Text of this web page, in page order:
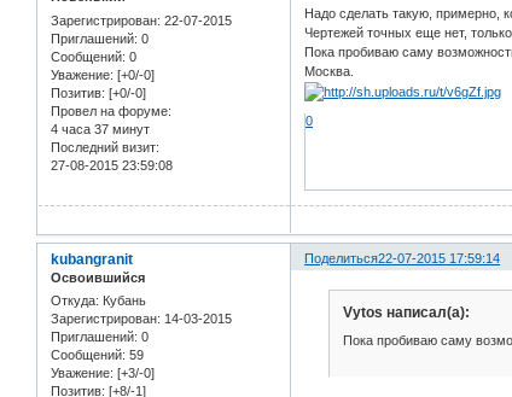
Зарегистрирован: 22-07-2015
Приглашений: 0
Сообщений: 0
Уважение: [+0/-0]
Позитив: [+0/-0]
Провел на форуме:
4 часа 37 минут
Последний визит:
27-08-2015 23:59:08
Надо сделать такую, примерно,
Чертежей точных еще нет,
Пока пробиваю саму
Москва.
0
Поделиться22-07-2015 17:59:14
kubangranit
Освоившийся
Откуда: Кубань
Зарегистрирован: 14-03-2015
Приглашений: 0
Сообщений: 59
Уважение: [+3/-0]
Позитив: [+8/-1]
Vytos написал(а):
Пока пробиваю саму